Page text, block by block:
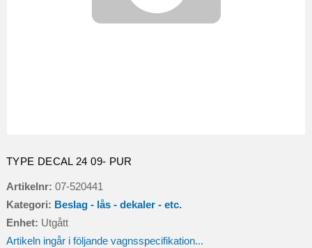
TYPE DECAL 24 09- PUR
Artikelnr: 07-520441
Kategori: Beslag - lås - dekaler - etc.
Enhet: Utgått
Artikeln ingår i följande vagnsspecifikation...